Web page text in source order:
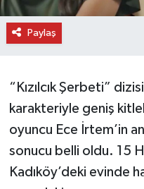
Paylaş
“Kızılcık Şerbeti”
karakteriyle geniş
oyuncu Ece İrtem’in
sonucu belli oldu. 15
Kadıköy’deki evinde
İnebolu Haberleri
Merkez Haberleri
Pınarbaşı Haberleri
Şenpazar